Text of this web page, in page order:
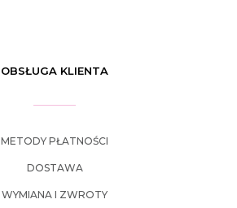
OBSŁUGA KLIENTA
METODY PŁATNOŚCI
DOSTAWA
WYMIANA I ZWROTY